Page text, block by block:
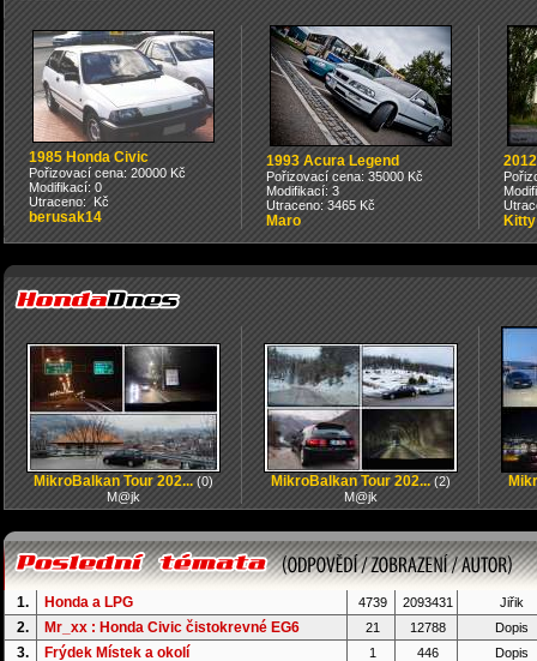
1985 Honda Civic
Pořizovací cena: 20000 Kč
Modifikací: 0
Utraceno: Kč
berusak14
1993 Acura Legend
Pořizovací cena: 35000 Kč
Modifikací: 3
Utraceno: 3465 Kč
Maro Kitty
MikroBalkan Tour 202...(0)
M@jk
MikroBalkan Tour 202...(2)
M@jk
1. Honda a LPG 4739 2093431 Jiřik
2. Mr_xx : Honda Civic čistokrevné EG6 21 12788 Dopis
3. Frýdek Místek a okolí 1 446 Dopis